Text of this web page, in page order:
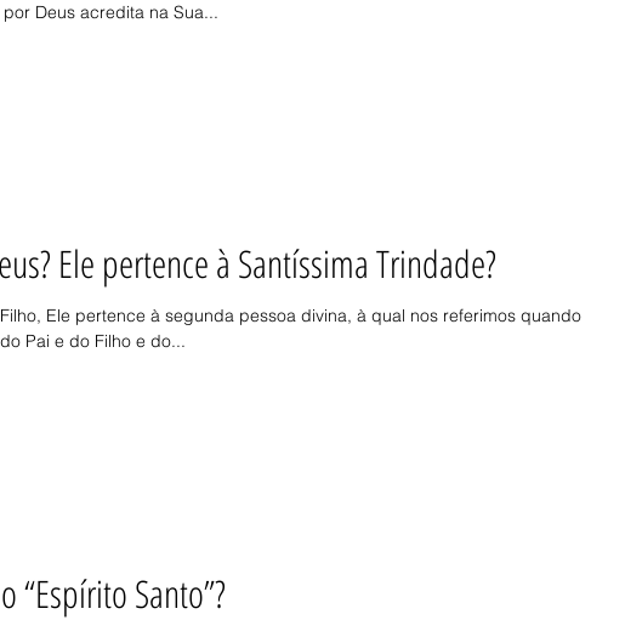
Deus acredita na Sua...
Ele pertence à Santíssima Trindade?
Ele pertence à segunda pessoa divina, à qual nos referimos quando
Pai e do Filho e do...
“Espírito Santo”?